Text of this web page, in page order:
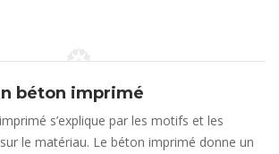
béton imprimé
s’explique par les motifs et les
le matériau. Le béton imprimé donne un